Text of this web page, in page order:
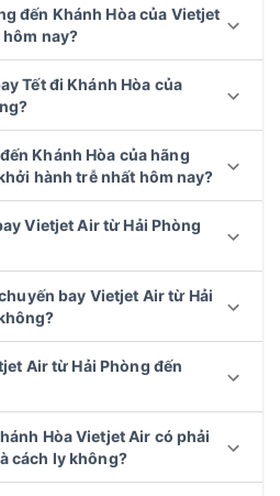
đến Khánh Hòa của Vietjet
nay?
Tết đi Khánh Hòa của
Khánh Hòa của hãng
hành trễ nhất hôm nay?
Vietjet Air từ Hải Phòng
bay Vietjet Air từ Hải
Air từ Hải Phòng đến
Hòa Vietjet Air có phải
cách ly không?